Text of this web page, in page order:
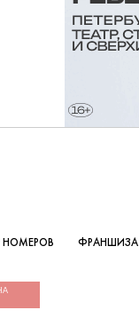
НОМЕРОВ ФРАНШИЗА